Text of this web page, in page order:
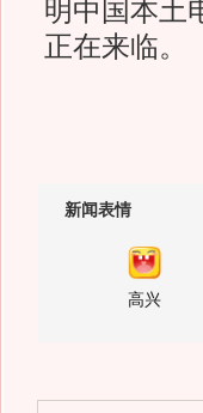
明中国本土
正在来临。
新闻表情
高兴